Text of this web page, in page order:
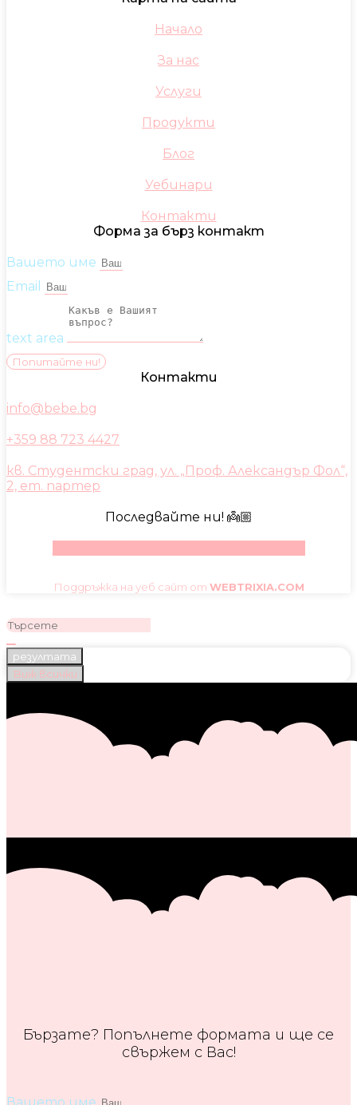
Начало
За нас
Услуги
Продукти
Блог
Уебинари
Контакти
Форма за бърз контакт
Вашето име
Email
text area
Попитайте ни!
Контакти
info@bebe.bg
+359 88 723 4427
кв. Студентски град, ул. „Проф. Александър Фол“,
2, ет. партер
Последвайте ни! 👼🏼
Поддръжка на уеб сайт от WEBTRIXIA.COM
резултата
Виж всички
Бързате? Попълнете формата и ще се
свържем с Вас!